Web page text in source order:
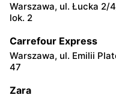
Żabka
Żabka
2
Warszawa, ul. Łucka 2/
lok. 2
Carrefour Express
Warszawa, ul. Emilii
47
Zara